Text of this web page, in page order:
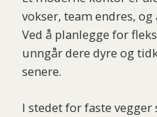
vokser, team endres,
Ved å planlegge for
unngår dere dyre og
senere.
I stedet for faste vegger